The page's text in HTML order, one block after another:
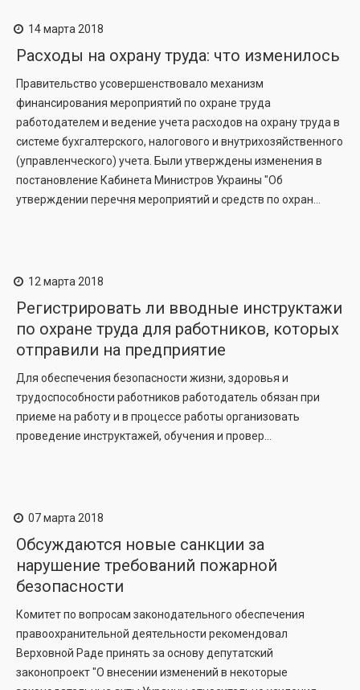
14 марта 2018
Расходы на охрану труда: что изменилось
Правительство усовершенствовало механизм
финансирования мероприятий по охране труда
работодателем и ведение учета расходов на охрану труда в
системе бухгалтерского, налогового и внутрихозяйственного
(управленческого) учета. Были утверждены изменения в
постановление Кабинета Министров Украины "Об
утверждении перечня мероприятий и средств по охран...
12 марта 2018
Регистрировать ли вводные инструктажи
по охране труда для работников, которых
отправили на предприятие
Для обеспечения безопасности жизни, здоровья и
трудоспособности работников работодатель обязан при
приеме на работу и в процессе работы организовать
проведение инструктажей, обучения и провер...
07 марта 2018
Обсуждаются новые санкции за
нарушение требований пожарной
безопасности
Комитет по вопросам законодательного обеспечения
правоохранительной деятельности рекомендовал
Верховной Раде принять за основу депутатский
законопроект "О внесении изменений в некоторые